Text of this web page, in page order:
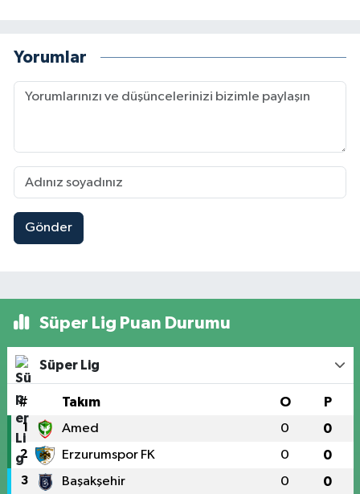
Yorumlar
Gönder
Süper Lig Puan Durumu
Süper Lig
# Takım O P
1 Amed 0 0
2 Erzurumspor FK 0 0
3 Başakşehir 0 0